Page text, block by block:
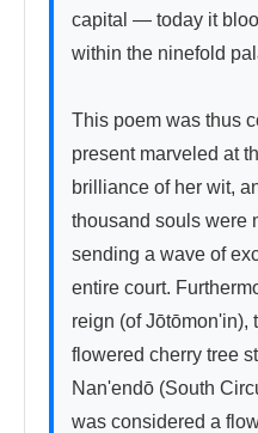
capital — today it
within the ninefold
This poem was thus
present marveled at
brilliance of her wit,
thousand souls were
sending a wave of
entire court.
reign (of Jōtōmon'in),
flowered cherry tree
Nan'endō (South
was considered a